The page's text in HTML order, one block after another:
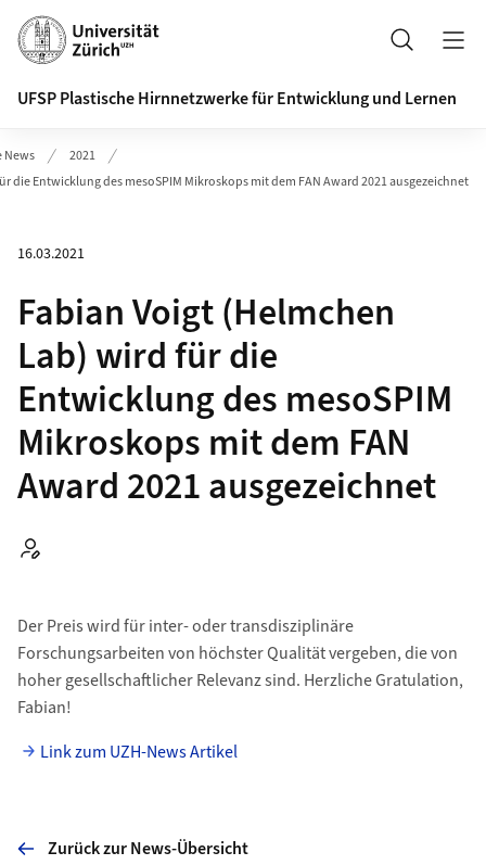
Header
Suche
UFSP Plastische Hirnnetzwerke für Entwicklung und Lernen
News
2021
die Entwicklung des mesoSPIM Mikroskops mit dem FAN Award 2021 ausgezeichnet
16.03.2021
Fabian Voigt (Helmchen
Lab) wird für die
Entwicklung des mesoSPIM
Mikroskops mit dem FAN
Award 2021 ausgezeichnet
Der Preis wird für inter- oder transdisziplinäre
Forschungsarbeiten von höchster Qualität vergeben, die von
hoher gesellschaftlicher Relevanz sind. Herzliche Gratulation,
Fabian!
Link zum UZH-News Artikel
Zurück zur News-Übersicht